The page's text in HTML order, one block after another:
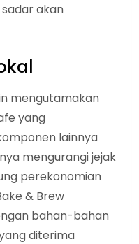
akan
mengutamakan
yang
lainnya
mengurangi jejak
perekonomian
& Brew
bahan-bahan
diterima